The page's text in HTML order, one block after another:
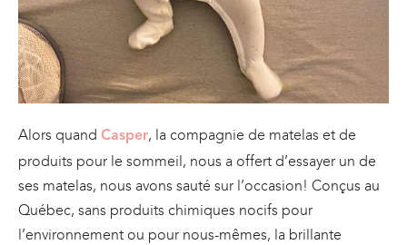
Alors quand Casper, la compagnie de matelas et de
produits pour le sommeil, nous a offert d’essayer un de
ses matelas, nous avons sauté sur l’occasion! Conçus au
Québec, sans produits chimiques nocifs pour
l’environnement ou pour nous-mêmes, la brillante